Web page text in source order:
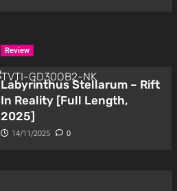
Review
Labyrinthus Stellarum – Rift
In Reality [Full Length,
2025]
14/11/2025 0